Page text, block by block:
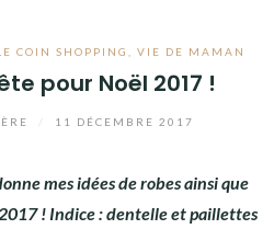
COIN SHOPPING VIE DE MAMAN
pour Noël 2017 !
11 DÉCEMBRE 2017
mes idées de robes ainsi que
! Indice : dentelle et paillettes